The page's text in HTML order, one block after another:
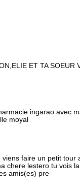
ET TA SOEUR
ingarao avec
moyal
faire un petit tour
chere lestero tu vois
amis(es) pre